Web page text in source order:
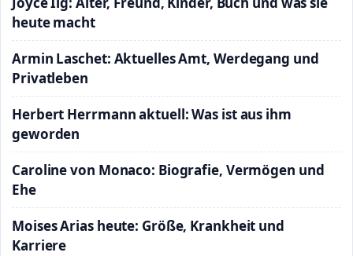
heute macht
Armin Laschet: Aktuelles Amt, Werdegang und
Privatleben
Herbert Herrmann aktuell: Was ist aus ihm
geworden
Caroline von Monaco: Biografie, Vermögen und
Ehe
Moises Arias heute: Größe, Krankheit und
Karriere